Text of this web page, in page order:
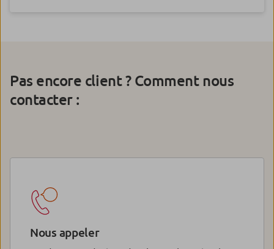
Pas encore client ? Comment nous
contacter :
Nous appeler